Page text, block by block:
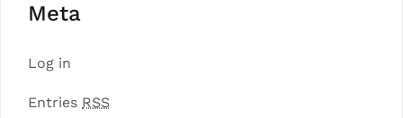
Meta
Log in
Entries RSS